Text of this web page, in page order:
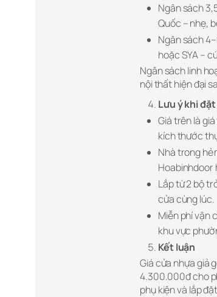
Ngân sách
Quốc – nhẹ,
Ngân sách
hoặc SYA –
Ngân sách linh
nội thất hiện đại
Lưu ý khi
Giá trên là
kích thước
Nhà trong
Hoabinhdoor
Lắp từ 2 bộ
cửa cùng lúc.
Miễn phí vận
khu vực
Kết luận
Giá cửa nhựa giả
4.300.000đ cho
phụ kiện và lắp